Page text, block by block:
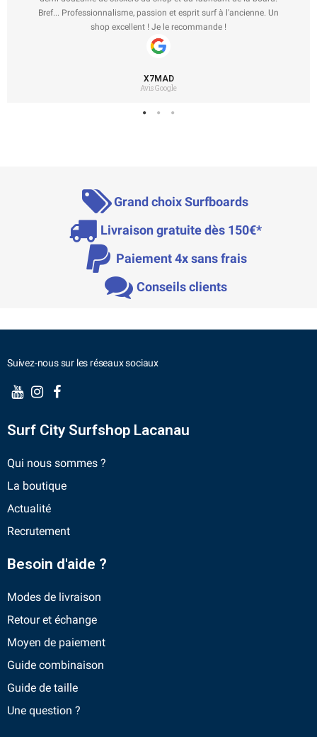
Bref... Professionnalisme, passion et esprit surf à l'ancienne. Un
shop excellent ! Je le recommande !
X7MAD
Avis Google
Grand choix Surfboards
Livraison gratuite dès 150€*
Paiement 4x sans frais
Conseils clients
Suivez-nous sur les réseaux sociaux
Surf City Surfshop Lacanau
Qui nous sommes ?
La boutique
Actualité
Recrutement
Besoin d'aide ?
Modes de livraison
Retour et échange
Moyen de paiement
Guide combinaison
Guide de taille
Une question ?